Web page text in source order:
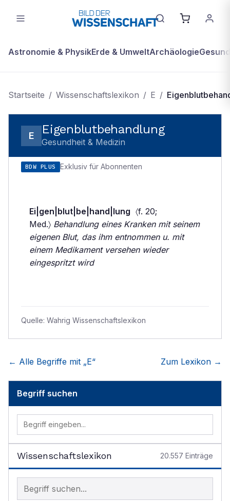
Astronomie & PhysikErde & UmweltArchäologie
Startseite / Wissenschaftslexikon / E /
E Eigenblutbehandlung
Gesundheit & Medizin
BDW PLUS Exklusiv für Abonnenten
Ei|gen|blut|be|hand|lung 〈f. 20;
Med.〉 Behandlung eines Kranken mit seinem
eigenen Blut, das ihm entnommen u. mit
einem Medikament versehen wieder
eingespritzt wird
Quelle: Wahrig Wissenschaftslexikon
← Alle Begriffe mit „E“ Zum Lexikon →
Begriff suchen
Wissenschaftslexikon 20.557 Einträge
Begriff im Lexikon suchen